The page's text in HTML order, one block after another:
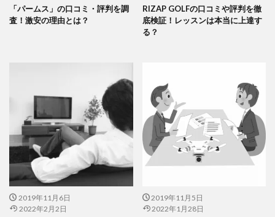
「パームス」の口コミ・評判を調
査！激安の理由とは？
RIZAP GOLFの口コミや評判を徹
底検証！レッスンは本当に上達す
る？
2019年11月6日
2022年2月2日
2019年11月5日
2022年1月28日